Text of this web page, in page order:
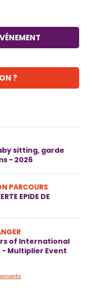
?
sitting, garde
- 2026
PARCOURS
EPIDE DE
of International
- Multiplier Event